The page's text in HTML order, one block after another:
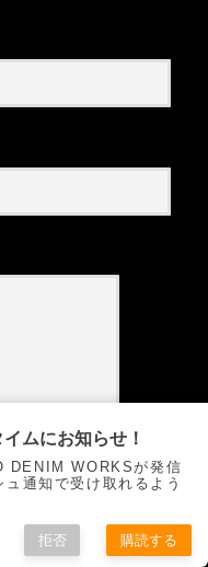
ムにお知らせ！
DENIM WORKSが発信
通知で受け取れるよう
拒否 購読する